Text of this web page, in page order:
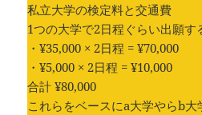
私立大学の検定料と交通費
1つの大学で2日程ぐらい出願す
・¥35,000 × 2日程 = ¥70,000
・¥5,000 × 2日程 = ¥10,000
合計 ¥80,000
これらをベースにa大学やらb